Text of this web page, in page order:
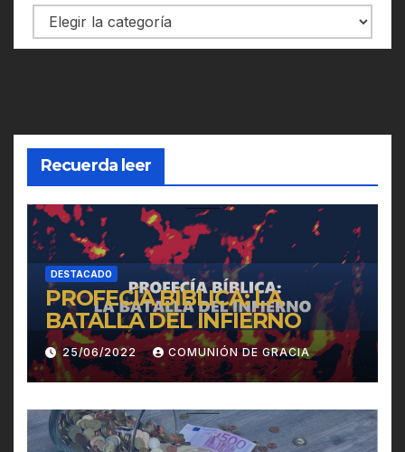
Categorías
Recuerda leer
DESTACADO
PROFECÍA BÍBLICA: LA
BATALLA DEL INFIERNO
25/06/2022 COMUNIÓN DE GRACIA